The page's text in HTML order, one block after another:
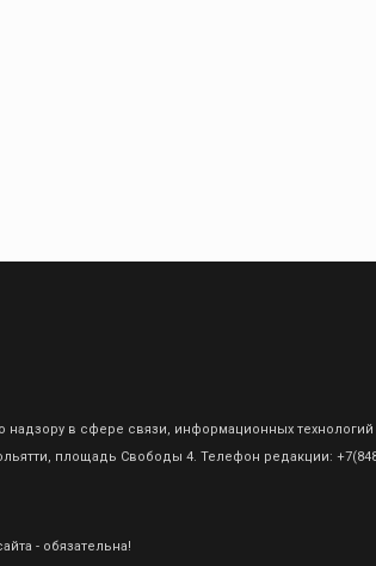
в сфере связи, информационных
площадь Свободы 4. Телефон редакции:
- обязательна!